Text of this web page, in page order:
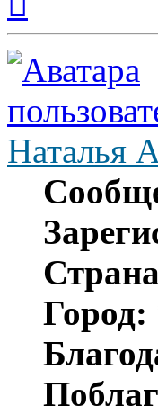
началу
Наталья
Город: